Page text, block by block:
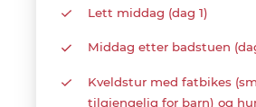
Lett middag (dag 1)
Middag etter badstuen
Kveldstur med fatbikes
tilgjengelig for barn) og